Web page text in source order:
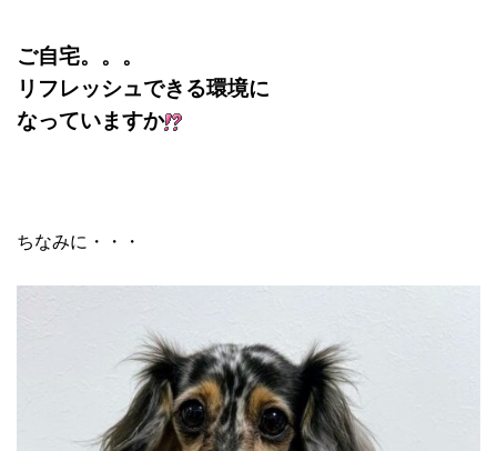
ご自宅。。。
リフレッシュできる環境に
なっていますか
ちなみに・・・